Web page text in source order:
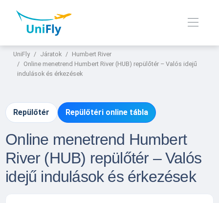
UniFly Járatok
Humbert River
Online menetrend Humbert River (HUB) repülőtér – Valós idejű
indulások és érkezések
Repülőtér Repülőtéri online tábla
Online menetrend Humbert
River (HUB) repülőtér – Valós
idejű indulások és érkezések